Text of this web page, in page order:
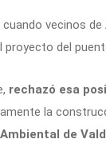
cuando vecinos de
proyecto del
rechazó esa
la
de